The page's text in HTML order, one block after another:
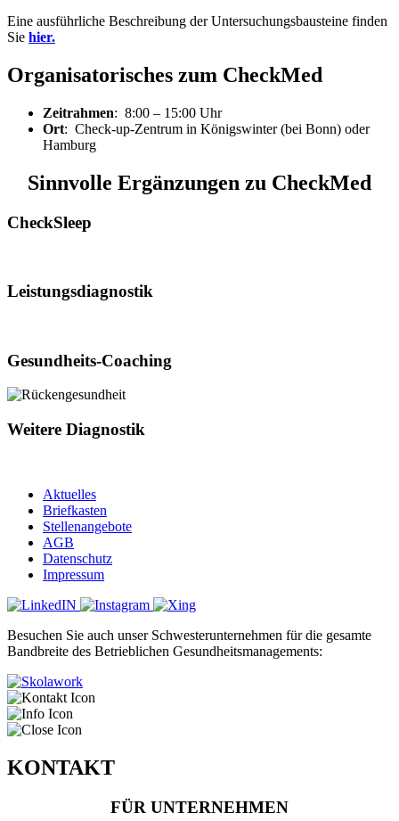
Eine ausführliche Beschreibung der Untersuchungsbausteine finden
Sie hier.
Organisatorisches zum CheckMed
Zeitrahmen: 8:00 – 15:00 Uhr
Ort: Check-up-Zentrum in Königswinter (bei Bonn) oder
Hamburg
Sinnvolle Ergänzungen zu CheckMed
CheckSleep
Leistungsdiagnostik
Gesundheits-Coaching
Weitere Diagnostik
Aktuelles
Briefkasten
Stellenangebote
AGB
Datenschutz
Impressum
Besuchen Sie auch unser Schwesterunternehmen für die gesamte
Bandbreite des Betrieblichen Gesundheitsmanagements:
KONTAKT
FÜR UNTERNEHMEN